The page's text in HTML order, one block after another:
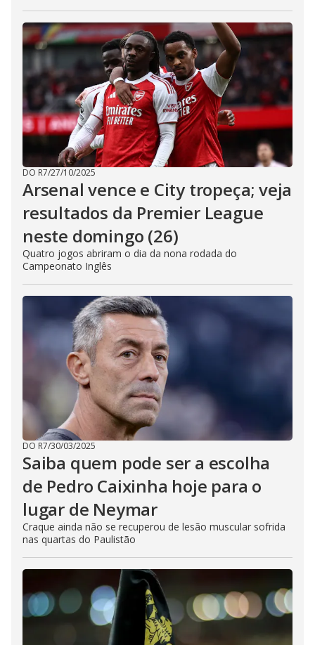
DO R7/27/10/2025
Arsenal vence e City tropeça; veja
resultados da Premier League
neste domingo (26)
Quatro jogos abriram o dia da nona rodada do
Campeonato Inglês
DO R7/30/03/2025
Saiba quem pode ser a escolha
de Pedro Caixinha hoje para o
lugar de Neymar
Craque ainda não se recuperou de lesão muscular sofrida
nas quartas do Paulistão